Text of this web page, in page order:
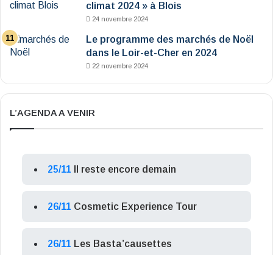
climat 2024 » à Blois
24 novembre 2024
Le programme des marchés de Noël
dans le Loir-et-Cher en 2024
22 novembre 2024
L’AGENDA A VENIR
25/11 Il reste encore demain
26/11 Cosmetic Experience Tour
26/11 Les Basta’causettes